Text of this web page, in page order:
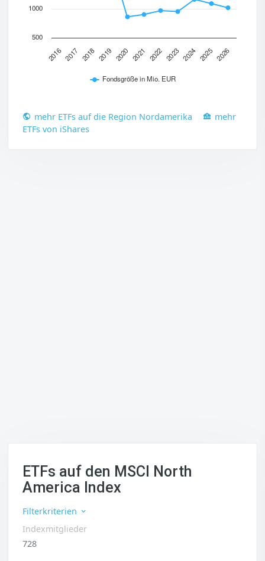
Fondsgröße in Mio. EUR
2016 2017 2018 2019 2020 2021 2022 2023 2024 2025 2026
500
1000
mehr ETFs auf die Region Nordamerika
mehr
ETFs von iShares
ETFs auf den MSCI North
America Index
Filterkriterien
Indexmitglieder
728